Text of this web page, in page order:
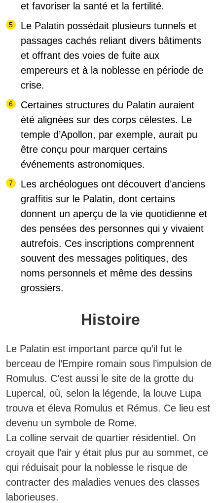
et favoriser la santé et la fertilité.
Le Palatin possédait plusieurs tunnels et
passages cachés reliant divers bâtiments
et offrant des voies de fuite aux
empereurs et à la noblesse en période de
crise.
Certaines structures du Palatin auraient
été alignées sur des corps célestes. Le
temple d’Apollon, par exemple, aurait pu
être conçu pour marquer certains
événements astronomiques.
Les archéologues ont découvert d’anciens
graffitis sur le Palatin, dont certains
donnent un aperçu de la vie quotidienne et
des pensées des personnes qui y vivaient
autrefois. Ces inscriptions comprennent
souvent des messages politiques, des
noms personnels et même des dessins
grossiers.
Histoire
Le Palatin est important parce qu’il fut le
berceau de l’Empire romain sous l’impulsion de
Romulus. C’est aussi le site de la grotte du
Lupercal, où, selon la légende, la louve Lupa
trouva et éleva Romulus et Rémus. Ce lieu est
devenu un symbole de Rome.
La colline servait de quartier résidentiel. On
croyait que l’air y était plus pur au sommet, ce
qui réduisait pour la noblesse le risque de
contracter des maladies venues des classes
laborieuses.